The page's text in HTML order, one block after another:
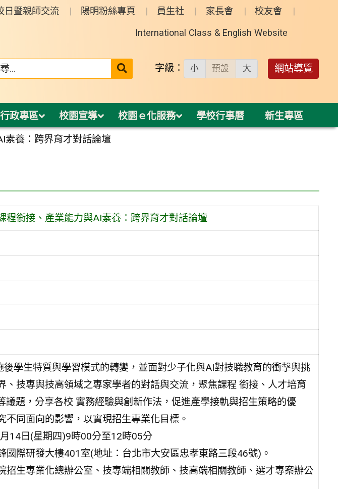
日暨親師交流 陽明粉絲專頁 員生社 家長會 校友會
International Class & English Website
送出 字級： 小 預設 大 網站導覽
政專區 校園宣導 校園ｅ化服務 學校行事曆 新生專區
素養：跨界育才對話論壇
程銜接、產業能力與AI素養：跨界育才對話論壇
學生特質與學習模式的轉變，並面對少子化與AI對技職教育的衝擊與挑
、技專與技高領域之專家學者的對話與交流，聚焦課程 銜接、人才培育
議題，分享各校 實務經驗與創新作法，促進產學接軌與招生策略的優
不同面向的影響，以實現招生專業化目標。
14日(星期四)9時00分至12時05分
國際研發大樓401室(地址：台北市大安區忠孝東路三段46號)。
招生專業化總辦公室、技專端相關教師、技高端相關教師、選才專案辦公